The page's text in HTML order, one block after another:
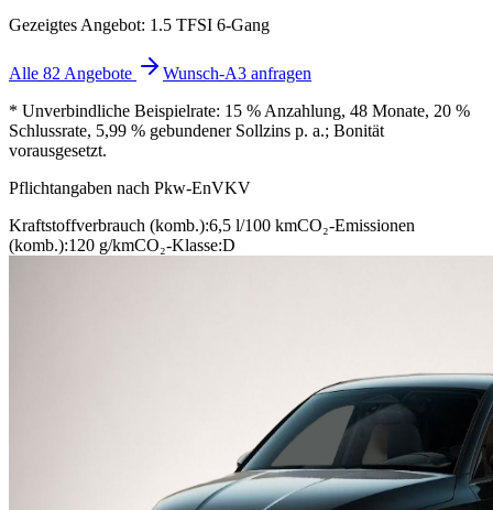
Gezeigtes Angebot: 1.5 TFSI 6-Gang
Alle 82 Angebote
Wunsch-A3 anfragen
* Unverbindliche Beispielrate: 15 % Anzahlung, 48 Monate, 20 %
Schlussrate, 5,99 % gebundener Sollzins p. a.; Bonität
vorausgesetzt.
Pflichtangaben nach Pkw-EnVKV
Kraftstoffverbrauch (komb.):6,5 l/100 kmCO₂-Emissionen
(komb.):120 g/kmCO₂-Klasse:D